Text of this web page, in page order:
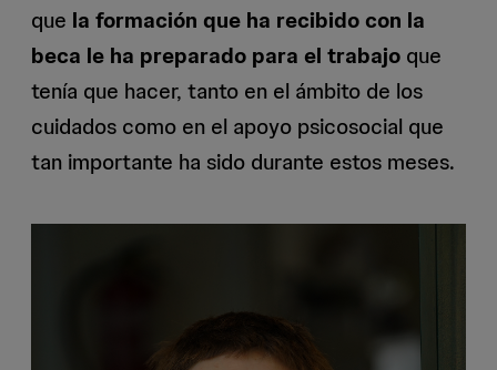
que la formación que ha recibido con la
beca le ha preparado para el trabajo que
tenía que hacer, tanto en el ámbito de los
cuidados como en el apoyo psicosocial que
tan importante ha sido durante estos meses.